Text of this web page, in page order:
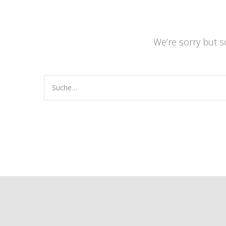
We’re sorry but